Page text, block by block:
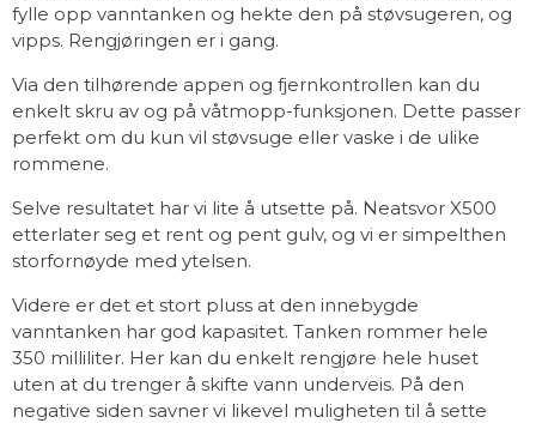
fylle opp vanntanken og hekte den på støvsugeren, og
vipps. Rengjøringen er i gang.
Via den tilhørende appen og fjernkontrollen kan du
enkelt skru av og på våtmopp-funksjonen. Dette passer
perfekt om du kun vil støvsuge eller vaske i de ulike
rommene.
Selve resultatet har vi lite å utsette på. Neatsvor X500
etterlater seg et rent og pent gulv, og vi er simpelthen
storfornøyde med ytelsen.
Videre er det et stort pluss at den innebygde
vanntanken har god kapasitet. Tanken rommer hele
350 milliliter. Her kan du enkelt rengjøre hele huset
uten at du trenger å skifte vann underveis. På den
negative siden savner vi likevel muligheten til å sette